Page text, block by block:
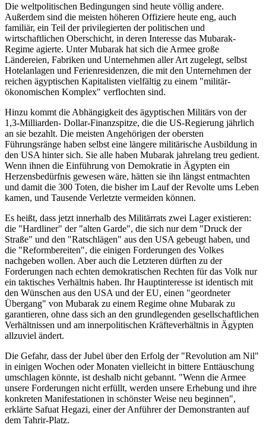
Die weltpolitischen Bedingungen sind heute völlig andere.
Außerdem sind die meisten höheren Offiziere heute eng, auch
familiär, ein Teil der privilegierten der politischen und
wirtschaftlichen Oberschicht, in deren Interesse das Mubarak-
Regime agierte. Unter Mubarak hat sich die Armee große
Ländereien, Fabriken und Unternehmen aller Art zugelegt, selbst
Hotelanlagen und Ferienresidenzen, die mit den Unternehmen der
reichen ägyptischen Kapitalisten vielfältig zu einem "militär-
ökonomischen Komplex" verflochten sind.
Hinzu kommt die Abhängigkeit des ägyptischen Militärs von der
1,3-Milliarden- Dollar-Finanzspitze, die die US-Regierung jährlich
an sie bezahlt. Die meisten Angehörigen der obersten
Führungsränge haben selbst eine längere militärische Ausbildung in
den USA hinter sich. Sie alle haben Mubarak jahrelang treu gedient.
Wenn ihnen die Einführung von Demokratie in Ägypten ein
Herzensbedürfnis gewesen wäre, hätten sie ihn längst entmachten
und damit die 300 Toten, die bisher im Lauf der Revolte ums Leben
kamen, und Tausende Verletzte vermeiden können.
Es heißt, dass jetzt innerhalb des Militärrats zwei Lager existieren:
die "Hardliner" der "alten Garde", die sich nur dem "Druck der
Straße" und den "Ratschlägen" aus den USA gebeugt haben, und
die "Reformbereiten", die einigen Forderungen des Volkes
nachgeben wollen. Aber auch die Letzteren dürften zu der
Forderungen nach echten demokratischen Rechten für das Volk nur
ein taktisches Verhältnis haben. Ihr Hauptinteresse ist identisch mit
den Wünschen aus den USA und der EU, einen "geordneter
Übergang" von Mubarak zu einem Regime ohne Mubarak zu
garantieren, ohne dass sich an den grundlegenden gesellschaftlichen
Verhältnissen und am innerpolitischen Kräfteverhältnis in Ägypten
allzuviel ändert.
Die Gefahr, dass der Jubel über den Erfolg der "Revolution am Nil"
in einigen Wochen oder Monaten vielleicht in bittere Enttäuschung
umschlagen könnte, ist deshalb nicht gebannt. "Wenn die Armee
unsere Forderungen nicht erfüllt, werden unsere Erhebung und ihre
konkreten Manifestationen in schönster Weise neu beginnen",
erklärte Safuat Hegazi, einer der Anführer der Demonstranten auf
dem Tahrir-Platz.